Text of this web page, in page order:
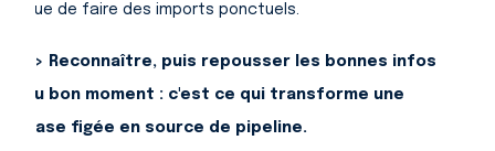
que de faire des imports ponctuels.
=> Reconnaître, puis repousser les bonnes infos
au bon moment : c'est ce qui transforme une
base figée en source de pipeline.